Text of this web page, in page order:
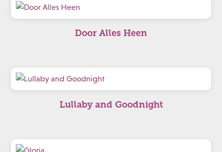
Door Alles Heen
Lullaby and Goodnight